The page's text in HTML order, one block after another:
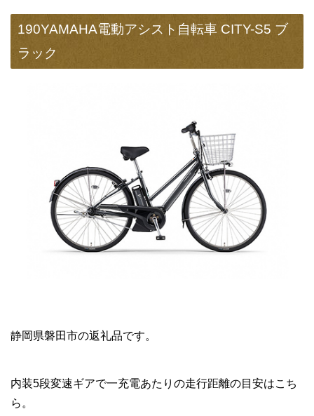
190YAMAHA電動アシスト自転車 CITY-S5 ブ
ラック
静岡県磐田市の返礼品です。
内装5段変速ギアで一充電あたりの走行距離の目安はこち
ら。